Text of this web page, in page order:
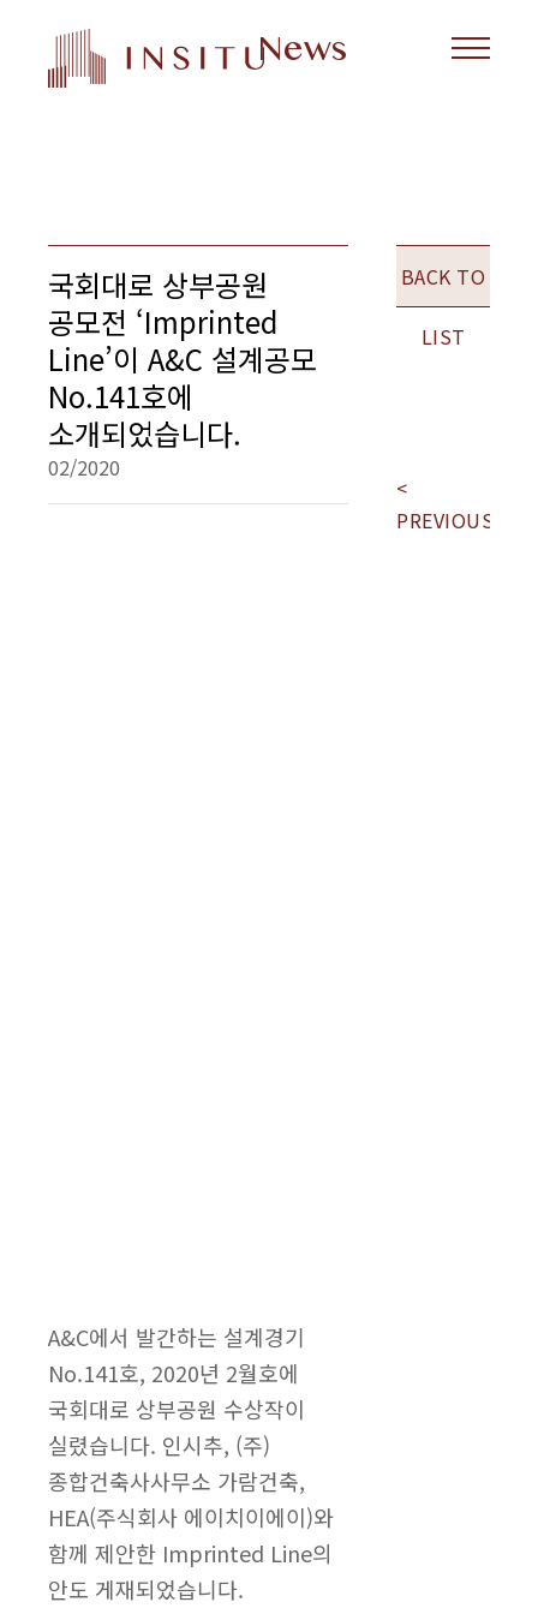
News
국회대로 상부공원
공모전 ‘Imprinted
Line’이 A&C 설계공모
No.141호에
소개되었습니다.
02/2020
A&C에서 발간하는 설계경기
No.141호, 2020년 2월호에
국회대로 상부공원 수상작이
실렸습니다. 인시추, (주)
종합건축사사무소 가람건축,
HEA(주식회사 에이치이에이)와
함께 제안한 Imprinted Line의
안도 게재되었습니다.
BACK TO
LIST
<
PREVIOUS